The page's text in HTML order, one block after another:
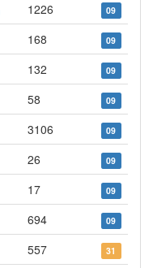
1226 09
168 09
132 09
58 09
3106 09
26 09
17 09
694 09
557 31